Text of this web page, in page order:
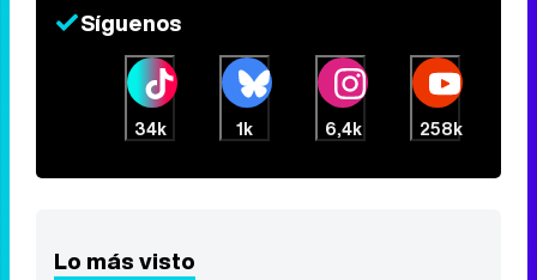
Síguenos
34k 1k 6,4k 258k
Lo más visto